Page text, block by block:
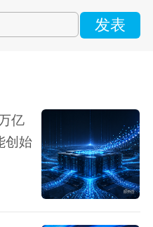
发表
亿
创始